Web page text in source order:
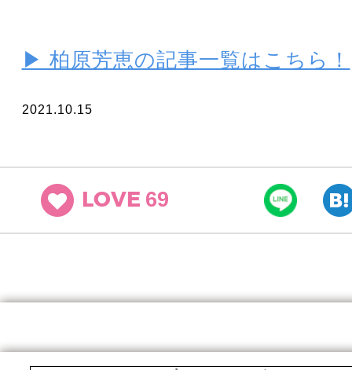
▶ 柏原芳恵の記事一覧はこちら！
2021.10.15
LOVE 69